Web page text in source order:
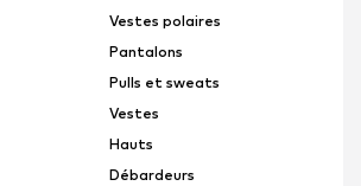
Vestes polaires
Pantalons
Pulls et sweats
Vestes
Hauts
Débardeurs